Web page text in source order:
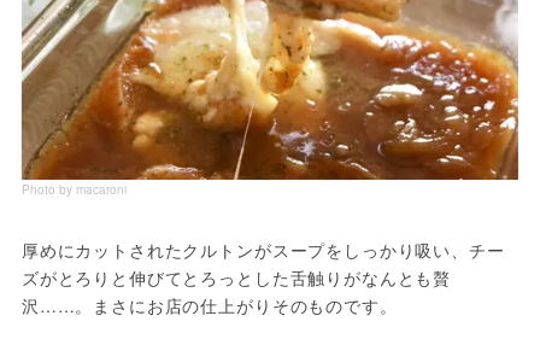
Photo by macaroni
厚めにカットされたクルトンがスープをしっかり吸い、チー
ズがとろりと伸びてとろっとした舌触りがなんとも贅
沢……。まさにお店の仕上がりそのものです。